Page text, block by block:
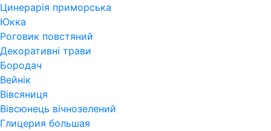
Цинерарія приморська
Юкка
Роговик повстяний
Декоративні трави
Бородач
Вейнік
Вівсяниця
Вівсюнець вічнозелений
Глицерия большая